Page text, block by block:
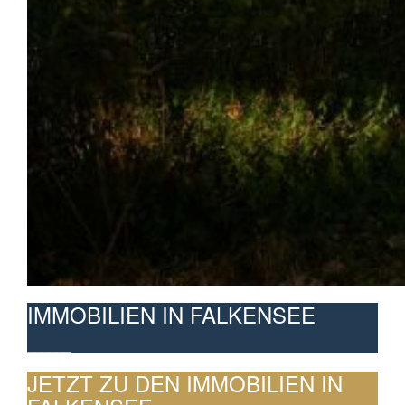
IMMOBILIEN IN FALKENSEE
JETZT ZU DEN IMMOBILIEN IN